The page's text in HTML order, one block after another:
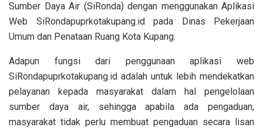
Sumber Daya Air (SiRonda) dengan menggunakan Aplikasi
Web SiRondapuprkotakupang.id pada Dinas Pekerjaan
Umum dan Penataan Ruang Kota Kupang.
Adapun fungsi dari penggunaan aplikasi web
SiRondapuprkotakupang.id adalah untuk lebih mendekatkan
pelayanan kepada masyarakat dalam hal pengelolaan
sumber daya air, sehingga apabila ada pengaduan,
masyarakat tidak perlu membuat pengaduan secara lisan